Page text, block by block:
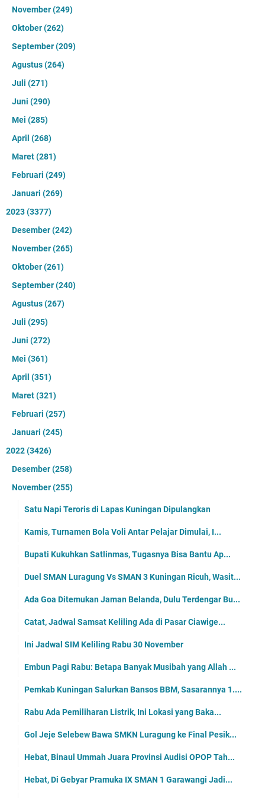
November(249)
Oktober(262)
September(209)
Agustus(264)
Juli (271)
Juni (290)
Mei (285)
April (268)
Maret(281)
Februari (249)
Januari (269)
2023(3377)
Desember(242)
November(265)
Oktober(261)
September(240)
Agustus(267)
Juli (295)
Juni (272)
Mei (361)
April (351)
Maret(321)
Februari (257)
Januari (245)
2022(3426)
Desember(258)
November(255)
Satu Napi Teroris di Lapas Kuningan Dipulangkan
Kamis, Turnamen Bola Voli Antar Pelajar Dimulai, I...
Bupati Kukuhkan Satlinmas, Tugasnya Bisa Bantu Ap...
Duel SMAN Luragung Vs SMAN 3 Kuningan Ricuh, Wasit...
Ada Goa Ditemukan Jaman Belanda, Dulu Terdengar Bu...
Catat, Jadwal Samsat Keliling Ada di Pasar Ciawige...
Ini Jadwal SIM Keliling Rabu 30 November
Embun Pagi Rabu: Betapa Banyak Musibah yang Allah ...
Pemkab Kuningan Salurkan Bansos BBM, Sasarannya 1....
Rabu Ada Pemiliharan Listrik, Ini Lokasi yang Baka...
Gol Jeje Selebew Bawa SMKN Luragung ke Final Pesik...
Hebat, Binaul Ummah Juara Provinsi Audisi OPOP Tah...
Hebat, Di Gebyar Pramuka IX SMAN 1 Garawangi Jadi...